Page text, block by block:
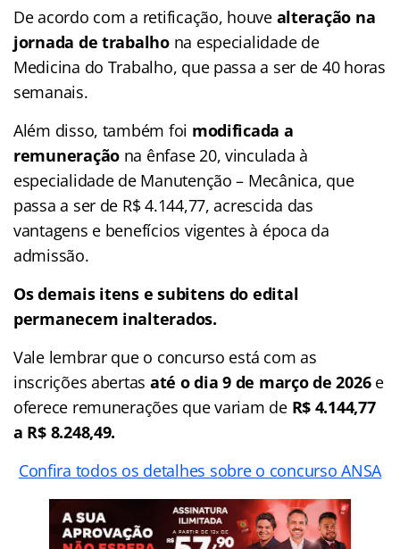
De acordo com a retificação, houve alteração na
jornada de trabalhona especialidade de
Medicina do Trabalho, que passa a ser de 40 horas
semanais.
Além disso, também foi modificada a
remuneração na ênfase 20, vinculada à
especialidade de Manutenção – Mecânica, que
passa a ser de R$ 4.144,77, acrescida das
vantagens e benefícios vigentes à época da
admissão.
Os demais itens e subitens do edital
permanecem inalterados.
Vale lembrar que o concurso está com as
inscrições abertas até o dia 9 de março de 2026e
oferece remunerações que variam de R$ 4.144,77
a R$ 8.248,49.
Confira todos os detalhes sobre o concurso ANSA